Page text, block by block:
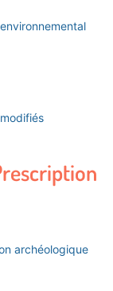
archéologique